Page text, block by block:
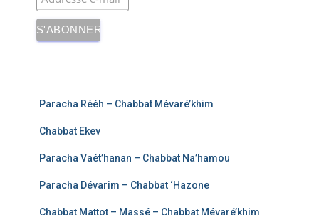
Paracha Rééh – Chabbat Mévaré’khim
Chabbat Ekev
Paracha Vaét’hanan – Chabbat Na’hamou
Paracha Dévarim – Chabbat ‘Hazone
Chabbat Mattot – Massé – Chabbat Mévaré’khim